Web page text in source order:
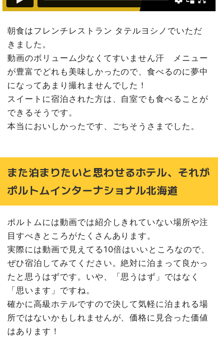
朝食はフレンチレストラン タテルヨシノでいただ
きました。
動画のボリューム少なくてすいません汗 メニュー
が豊富でどれも美味しかったので、食べるのに夢中
になってあまり撮れませんでした！
スイートに宿泊された方は、自室でも食べることが
できるそうです。
本当においしかったです、ごちそうさまでした。
また泊まりたいと思わせるホテル、それが
ポルトムインターナショナル北海道
ポルトムには動画では紹介しきれていない場所や注
目すべきところがたくさんあります。
実際には動画で見えてる10倍はいいところなので、
ぜひ宿泊してみてください。絶対に泊まって良かっ
たと思うはずです。いや、「思うはず」ではなく
「思います」ですね。
確かに高級ホテルですので決して気軽に泊まれる場
所ではないかもしれませんが、価格に見合った価値
はあります！